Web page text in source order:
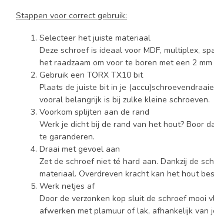
Stappen voor correct gebruik:
Selecteer het juiste materiaal
Deze schroef is ideaal voor MDF, multiplex,
het raadzaam om voor te boren met een 2
Gebruik een TORX TX10 bit
Plaats de juiste bit in je
vooral belangrijk is bij zulke kleine schroeven.
Voorkom splijten aan de rand
Werk je dicht bij de rand van het hout? Boor
te garanderen.
Draai met gevoel aan
Zet de schroef niet té hard aan. Dankzij de
materiaal. Overdreven kracht kan het hout
Werk netjes af
Door de verzonken kop sluit de schroef mooi
afwerken met plamuur of lak, afhankelijk van